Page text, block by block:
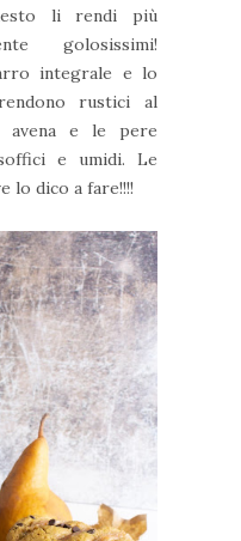
li rendi più
golosissimi!
integrale e lo
rustici al
e le pere
e umidi. Le
lo dico a fare!!!!